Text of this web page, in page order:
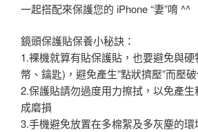
一起搭配來保護您的 iPhone “妻”唷 ^^
鏡頭保護貼保養小秘訣：
1.裸機就算有貼保護貼，也要避免與
幣、鑰匙)，避免產生”點狀擠壓”而壓
2.保護貼請勿過度用力擦拭，以免產
成磨損
3.手機避免放置在多棉絮及多灰塵的